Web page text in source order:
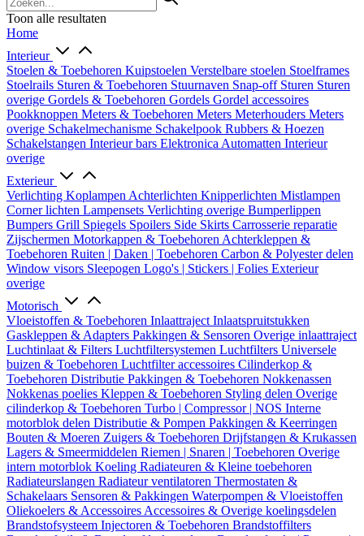
Toon alle resultaten
Home
Interieur
Stoelen & Toebehoren Kuipstoelen Verstelbare stoelen Stoelframes
Stoelrails Sturen & Toebehoren Stuurnaven Snap-off Sturen Sturen
overige Gordels & Toebehoren Gordels Gordel accessoires
Pookknoppen Meters & Toebehoren Meters Meterhouders Meters
overige Schakelmechanisme Schakelpook Rubbers & Hoezen
Schakelstangen Interieur bars Elektronica Automatten Interieur
overige
Exterieur
Verlichting Koplampen Achterlichten Knipperlichten Mistlampen
Corner lichten Lampensets Verlichting overige Bumperlippen
Bumpers Grill Spiegels Spoilers Side Skirts Carrosserie reparatie
Zijschermen Motorkappen & Toebehoren Achterkleppen &
Toebehoren Ruiten | Daken | Toebehoren Carbon & Polyester delen
Window visors Sleepogen Logo's | Stickers | Folies Exterieur
overige
Motorisch
Vloeistoffen & Toebehoren Inlaattraject Inlaatspruitstukken
Gaskleppen & Adapters Pakkingen & Sensoren Overige inlaattraject
Luchtinlaat & Filters Luchtfiltersystemen Luchtfilters Universele
buizen & Toebehoren Luchtfilter accessoires Cilinderkop &
Toebehoren Distributie Pakkingen & Toebehoren Nokkenassen
Nokkenas poelies Kleppen & Toebehoren Styling delen Overige
cilinderkop & Toebehoren Turbo | Compressor | NOS Interne
motorblok delen Distributie & Pompen Pakkingen & Keerringen
Bouten & Moeren Zuigers & Toebehoren Drijfstangen & Krukassen
Lagers & Smeermiddelen Riemen | Snaren | Toebehoren Overige
intern motorblok Koeling Radiateuren & Kleine toebehoren
Radiateurslangen Radiateur ventilatoren Thermostaten &
Schakelaars Sensoren & Pakkingen Waterpompen & Vloeistoffen
Oliekoelers & Accessoires Accessoires & Overige koelingsdelen
Brandstofsysteem Injectoren & Toebehoren Brandstoffilters